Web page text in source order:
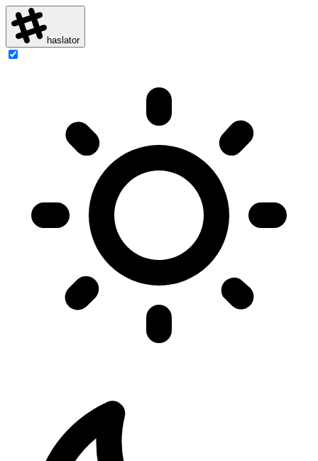
haslator